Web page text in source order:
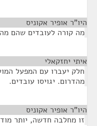
היו"ר אופיר אקוניס
מה קורה לעובדים שהם
איתי יחזקאלי
חלק יעברו עם המפעל
מהדרום. יגויסו עובדים.
היו"ר אופיר אקוניס
זו מחלבה חדשה, יותר